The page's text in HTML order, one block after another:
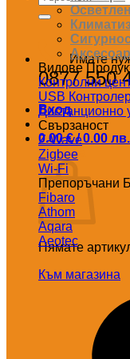
за:
Имате
0877 550
Вход
0.00€/ 0.00 лв.
Количка
Нямате
Към магазина
Видове
Контролни
USB
Дистанционно
Свързаност
Z-Wave
Zigbee
Wi-Fi
Препоръчани
Fibaro
Athom
Aqara
Aeotec